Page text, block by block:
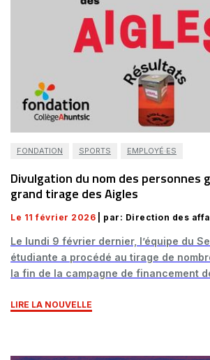
FONDATION SPORTS EMPLOYÉ·ES
Divulgation du nom des personnes
grand tirage des Aigles
Le 11 février 2026 | par: Direction des
Le lundi 9 février dernier, l’équipe du
étudiante a procédé au tirage de
la fin de la campagne de financement
LIRE LA NOUVELLE